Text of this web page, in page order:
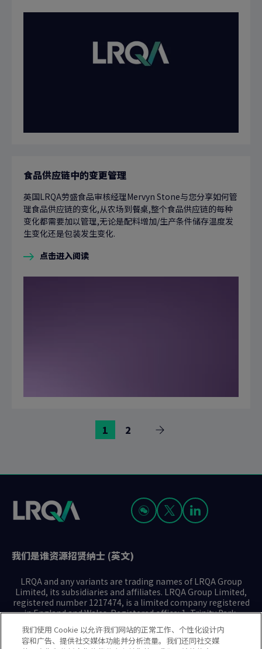
食品供应链中的变更管理
英国LRQA劳盛食品审核经理Mervyn Stone与您分享如何管
理食品供应链的变化,从农场到餐桌,整个食品供应链的每种
变化都需要加以管理,无论是配料增加/生产条件储存温度发
生变化还是包装发生变化.
点击进入阅读
下
前
往
面
1
前
面
2
我们是谁资源招贤纳士 (英文)
LRQA and any variants are trading names of LRQA Group
Limited, its subsidiaries and affiliates. LRQA Group Limited,
registered number 1217474, is a limited company registered
in England and Wales. Registered office: 1, Trinity Park,
Bickenhill Lane, Birmingham B37 7ES. © 2025 LRQA Group
Limited.
我们使用 Cookie 以允许我们网站的正常工作、个性化设计内
容和广告、提供社交媒体功能并分析流量。我们还同社交媒